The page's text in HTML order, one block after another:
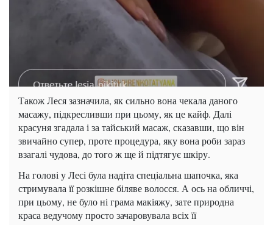
Також Леся зазначила, як сильно вона чекала даного
масажу, підкресливши при цьому, як це кайф. Далі
красуня згадала і за тайський масаж, сказавши, що він
звичайно супер, проте процедура, яку вона роби зараз
взагалі чудова, до того ж ще й підтягує шкіру.
На голові у Лесі була надіта спеціальна шапочка, яка
стримувала її розкішне біляве волосся. А ось на обличчі,
при цьому, не було ні грама макіяжу, зате природна
краса ведучому просто зачаровувала всіх її